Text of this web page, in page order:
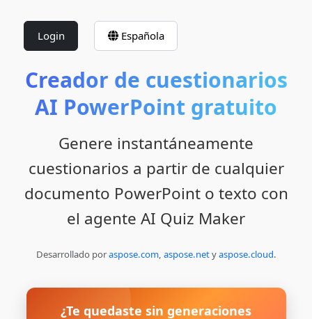
Login Española
Creador de cuestionarios
AI PowerPoint gratuito
Genere instantáneamente
cuestionarios a partir de cualquier
documento PowerPoint o texto con
el agente AI Quiz Maker
Desarrollado poraspose.com, aspose.netyaspose.cloud.
¿Te quedaste sin generaciones